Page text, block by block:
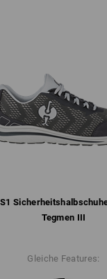
S1
Tegmen III
Gleiche Features: